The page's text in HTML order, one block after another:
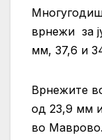
врнежи за
мм, 37,6 и
Врнежите
од 23,9 мм
во Маврово.